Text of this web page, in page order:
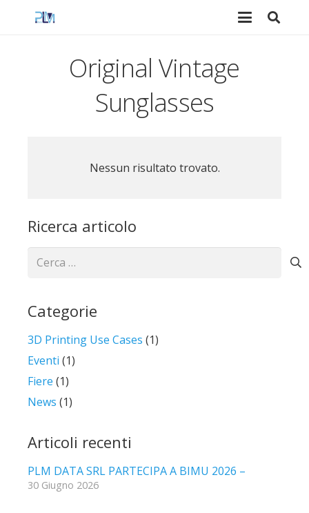
Original Vintage
Sunglasses
Nessun risultato trovato.
Ricerca articolo
Ricerca
Categorie
3D Printing Use Cases (1)
Eventi (1)
Fiere (1)
News (1)
Articoli recenti
PLM DATA SRL PARTECIPA A BIMU 2026 –
30 Giugno 2026